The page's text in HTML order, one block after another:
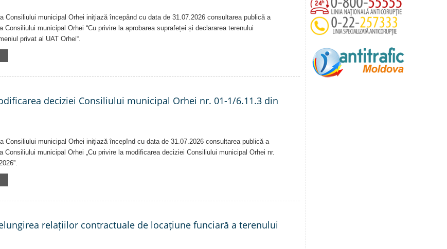
Consiliului municipal Orhei inițiază începând cu data de 31.07.2026 consultarea publică a
Consiliului municipal Orhei “Cu privire la aprobarea suprafeței și declararea terenului
privat al UAT Orhei“.
deciziei Consiliului municipal Orhei nr. 01-1/6.11.3 din
Consiliului municipal Orhei inițiază începînd cu data de 31.07.2026 consultarea publică a
Consiliului municipal Orhei „Cu privire la modificarea deciziei Consiliului municipal Orhei nr.
relațiilor contractuale de locațiune funciară a terenului